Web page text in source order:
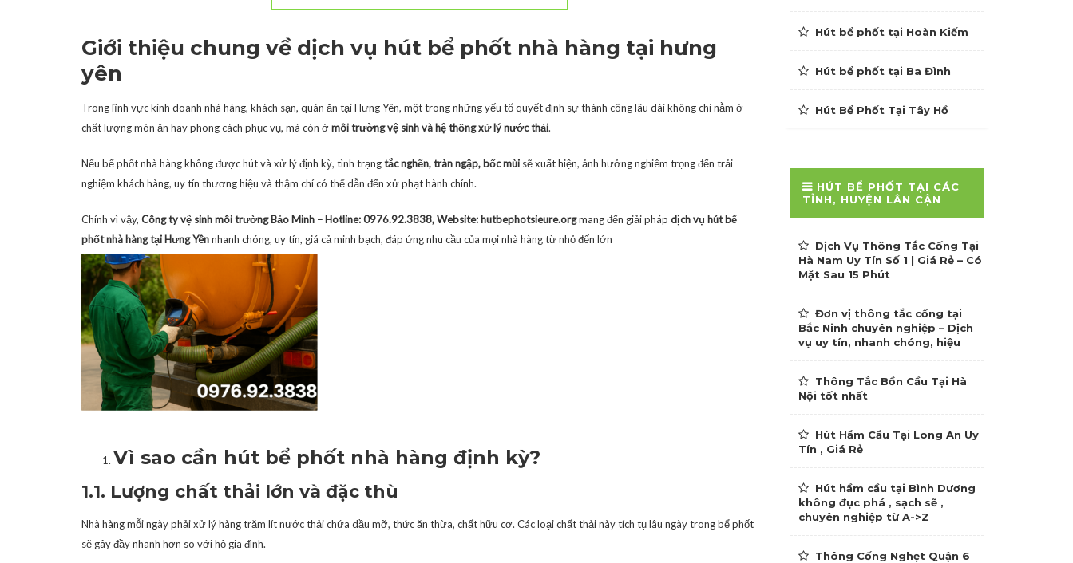
Giới thiệu chung về dịch vụ hút bể phốt nhà hàng tại hưng
yên
Trong lĩnh vực kinh doanh nhà hàng, khách sạn, quán ăn tại Hưng Yên, một trong những yếu tố quyết định sự thành công lâu dài không chỉ nằm ở
chất lượng món ăn hay phong cách phục vụ, mà còn ởmôi trường vệ sinh và hệ thống xử lý nước thải.
Nếu bể phốt nhà hàng không được hút và xử lý định kỳ, tình trạngtắc nghẽn, tràn ngập, bốc mùi sẽ xuất hiện, ảnh hưởng nghiêm trọng đến trải
nghiệm khách hàng, uy tín thương hiệu và thậm chí có thể dẫn đến xử phạt hành chính.
Chính vì vậy, Công ty vệ sinh môi trường Bảo Minh – Hotline: 0976.92.3838, Website: hutbephotsieure.orgmang đến giải pháp dịch vụ hút bể
phốt nhà hàng tại Hưng Yênnhanh chóng, uy tín, giá cả minh bạch, đáp ứng nhu cầu của mọi nhà hàng từ nhỏ đến lớn
Vì sao cần hút bể phốt nhà hàng định kỳ?
1.1. Lượng chất thải lớn và đặc thù
Nhà hàng mỗi ngày phải xử lý hàng trăm lít nước thải chứa dầu mỡ, thức ăn thừa, chất hữu cơ. Các loại chất thải này tích tụ lâu ngày trong bể phốt
sẽ gây đầy nhanh hơn so với hộ gia đình.
Hút bể phốt tại Hoàn Kiếm
Hút bể phốt tại Ba Đình
Hút Bể Phốt Tại Tây Hồ
HÚT BỂ PHỐT TẠI CÁC
TỈNH, HUYỆN LÂN CẬN
Dịch Vụ Thông Tắc Cống Tại
Hà Nam Uy Tín Số 1 | Giá Rẻ – Có
Mặt Sau 15 Phút
Đơn vị thông tắc cống tại
Bắc Ninh chuyên nghiệp – Dịch
vụ uy tín, nhanh chóng, hiệu
Thông Tắc Bồn Cầu Tại Hà
Nội tốt nhất
Hút Hầm Cầu Tại Long An Uy
Tín , Giá Rẻ
Hút hầm cầu tại Bình Dương
không đục phá , sạch sẽ ,
chuyên nghiệp từ A->Z
Thông Cống Nghẹt Quận 6